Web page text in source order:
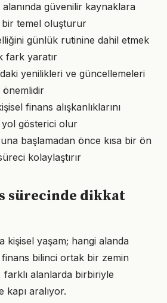
güvenilir kaynaklara
temel oluşturur
günlük rutinine dahil etmek
fark yaratır
yenilikleri ve güncellemeleri
önemlidir
finans alışkanlıklarını
gösterici olur
başlamadan önce kısa bir ön
kolaylaştırır
sürecinde dikkat
kişisel yaşam; hangi alanda
bilinci ortak bir zemin
alanlarda birbiriyle
kapı aralıyor.